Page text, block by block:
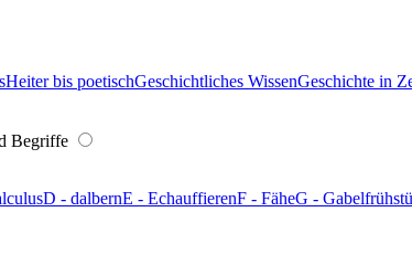
Heiter bis poetischGeschichtliches WissenGeschichte in
Begriffe
D - dalbernE - EchauffierenF - FäheG -